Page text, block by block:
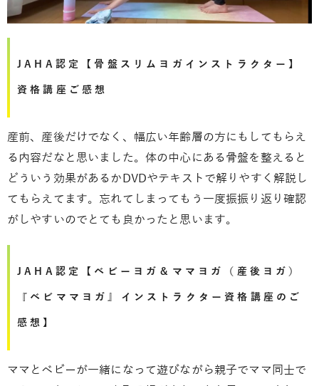
JAHA認定【骨盤スリムヨガインストラクター】
資格講座ご感想
産前、産後だけでなく、幅広い年齢層の方にもしてもらえ
る内容だなと思いました。体の中心にある骨盤を整えると
どういう効果があるかDVDやテキストで解りやすく解説し
てもらえてます。忘れてしまってもう一度振振り返り確認
がしやすいのでとても良かったと思います。
JAHA認定【ベビーヨガ＆ママヨガ（産後ヨガ）
『ベビママヨガ』インストラクター資格講座のご
感想】
ママとベビーが一緒になって遊びながら親子でママ同士で